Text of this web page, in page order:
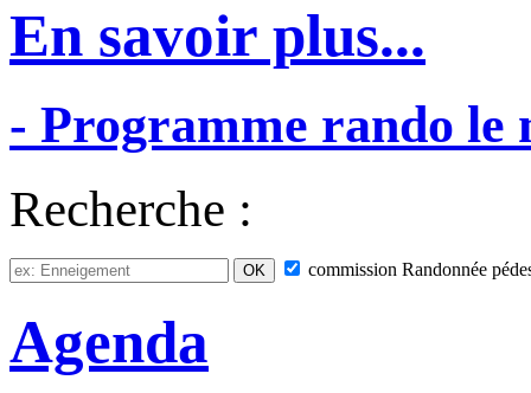
En savoir plus...
- Programme rando le
Recherche :
commission Randonnée
Agenda